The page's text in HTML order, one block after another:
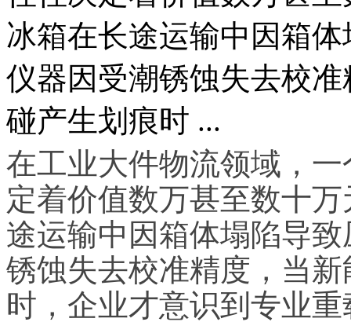
冰箱在长途运输中因箱
仪器因受潮锈蚀失去校
碰产生划痕时 ...
在工业大件物流领域，
定着价值数万甚至数十
途运输中因箱体塌陷导
锈蚀失去校准精度，当
时，企业才意识到专业